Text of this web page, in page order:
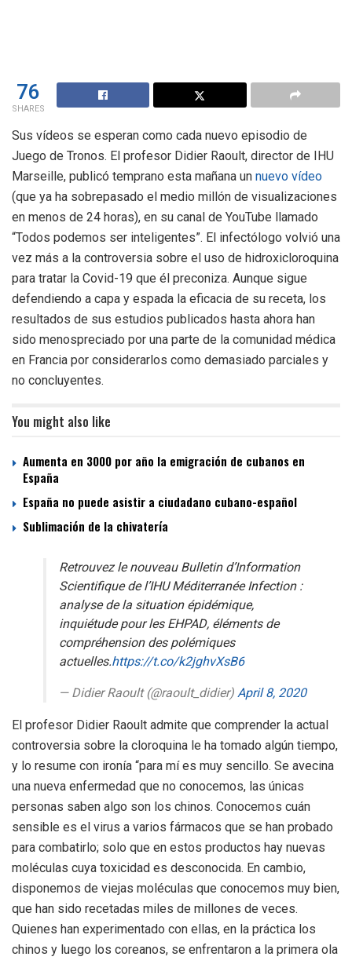
76
SHARES
Sus vídeos se esperan como cada nuevo episodio de
Juego de Tronos. El profesor Didier Raoult, director de IHU
Marseille, publicó temprano esta mañana un nuevo vídeo
(que ya ha sobrepasado el medio millón de visualizaciones
en menos de 24 horas), en su canal de YouTube llamado
“Todos podemos ser inteligentes”. El infectólogo volvió una
vez más a la controversia sobre el uso de hidroxicloroquina
para tratar la Covid-19 que él preconiza. Aunque sigue
defendiendo a capa y espada la eficacia de su receta, los
resultados de sus estudios publicados hasta ahora han
sido menospreciado por una parte de la comunidad médica
en Francia por considerarlos como demasiado parciales y
no concluyentes.
You might also like
Aumenta en 3000 por año la emigración de cubanos en
España
España no puede asistir a ciudadano cubano-español
Sublimación de la chivatería
Retrouvez le nouveau Bulletin d’Information
Scientifique de l’IHU Méditerranée Infection :
analyse de la situation épidémique,
inquiétude pour les EHPAD, éléments de
compréhension des polémiques
actuelles.https://t.co/k2jghvXsB6
— Didier Raoult (@raoult_didier)April 8, 2020
El profesor Didier Raoult admite que comprender la actual
controversia sobre la cloroquina le ha tomado algún tiempo,
y lo resume con ironía “para mí es muy sencillo. Se avecina
una nueva enfermedad que no conocemos, las únicas
personas saben algo son los chinos. Conocemos cuán
sensible es el virus a varios fármacos que se han probado
para combatirlo; solo que en estos productos hay nuevas
moléculas cuya toxicidad es desconocida. En cambio,
disponemos de viejas moléculas que conocemos muy bien,
que han sido recetadas miles de millones de veces.
Quienes han experimentado con ellas, en la práctica los
chinos y luego los coreanos, se enfrentaron a la primera ola